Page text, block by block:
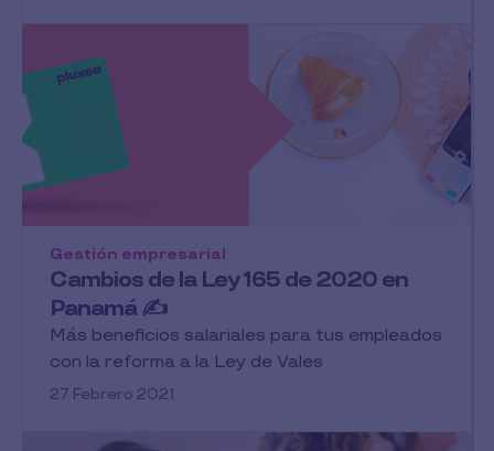
Cambios de la Ley 165 de 2020 en
Panamá ✍
Gestión empresarial
Más beneficios salariales para tus empleados
con la reforma a la Ley de Vales
27 Febrero 2021